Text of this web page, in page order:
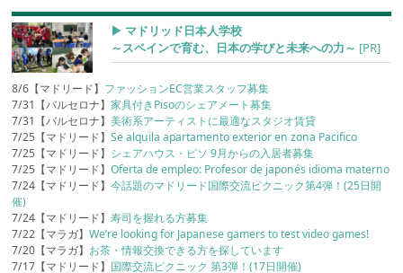
▶︎ マドリッド日本人学校
～スペインで育む、日本の学びと未来への力～ [PR]
8/6【マドリード】 ファッションEC営業スタッフ募集
7/31【バルセロナ】家具付きPisoのシェアメート募集
7/31【バルセロナ】美術系アーティストに最適なスタジオ賃貸
7/25【マドリード】Se alquila apartamento exterior en zona Pacifico
7/25【マドリード】 シェアハウス・ピソ 9月からの入居者募集
7/25【マドリード】Oferta de empleo: Profesor de japonés idioma materno
7/24【マドリード】今話題のマドリード国際交流ピクニック第4弾！(25日開
催)
7/24【マドリード】寿司を握れる方募集
7/22【マラガ】We’re looking for Japanese gamers to test video games!
7/20【マラガ】 お茶・情報交換できる方を探しています
7/17【マドリード】 国際交流ピクニック 第3弾！(17日開催)